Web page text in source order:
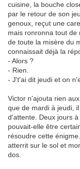
cuisine, la bouche
par le retour de son
genoux, reçut une
mais ronronna tout de
de toute la misère du
connaissait déjà la
- Alors ?
- Rien.
- J't'ai dit jeudi et on
Victor n'ajouta rien
que de mardi à jeudi,
d'attente. Deux jours
pouvait-elle être
résoudre cette
atterrit sur le sol et
dos.